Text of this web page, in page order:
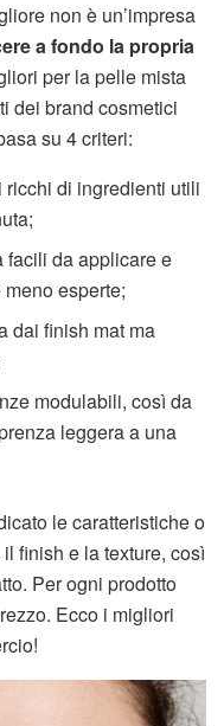
non è un’impresa
a fondo la propria
per la pelle mista
dei brand cosmetici
su 4 criteri:
di ingredienti utili
facili da applicare e
esperte;
dai finish mat ma
modulabili, così da
leggera a una
le caratteristiche o
finish e la texture, così
Per ogni prodotto
Ecco i migliori